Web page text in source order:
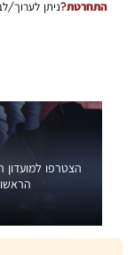
התחרטת?ניתן לערוך/
הצטרפו למועדון